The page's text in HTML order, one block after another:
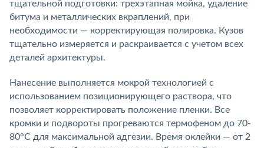
тщательной подготовки: трехэтапная мойка, удаление
битума и металлических вкраплений, при
необходимости — корректирующая полировка. Кузов
тщательно измеряется и раскраивается с учетом всех
деталей архитектуры.
Нанесение выполняется мокрой технологией с
использованием позиционирующего раствора, что
позволяет корректировать положение пленки. Все
кромки и подвороты прогреваются термофеном до 70-
80°C для максимальной адгезии. Время оклейки — от 2